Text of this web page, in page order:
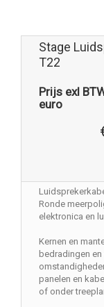
Stage
T22
Prijs exl
euro
Ronde
elektronica en
Kernen en
bedradingen
panelen en
of onder